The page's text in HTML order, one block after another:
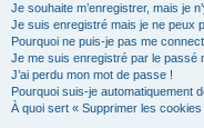
Je souhaite m’enregistrer, mais je
Je suis enregistré mais je ne peux
Pourquoi ne puis-je pas me
Je me suis enregistré par le passé
J’ai perdu mon mot de passe !
Pourquoi suis-je automatiquement
À quoi sert « Supprimer les cookies